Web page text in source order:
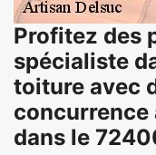
Profitez des
spécialiste
toiture avec
concurrence
dans le